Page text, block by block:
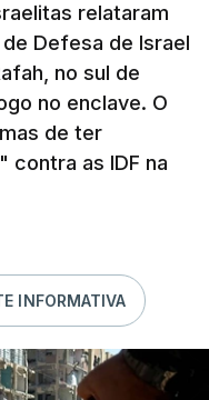
relataram
Defesa de Israel
no sul de
no enclave. O
de ter
contra as IDF na
INFORMATIVA